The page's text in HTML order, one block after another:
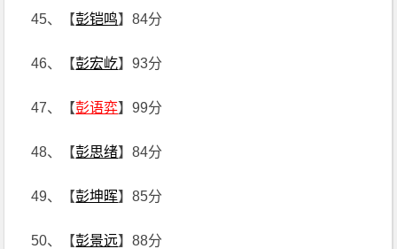
45、【彭铠鸣】84分
46、【彭宏屹】93分
47、【彭语弈】99分
48、【彭思绪】84分
49、【彭坤晖】85分
50、【彭景远】88分